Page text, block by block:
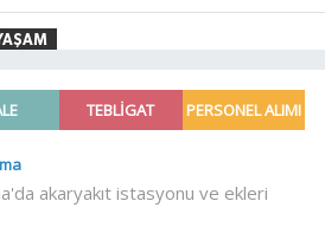
Türkiye için uyarı
İzmir Efes Selçuk'ta engelsiz